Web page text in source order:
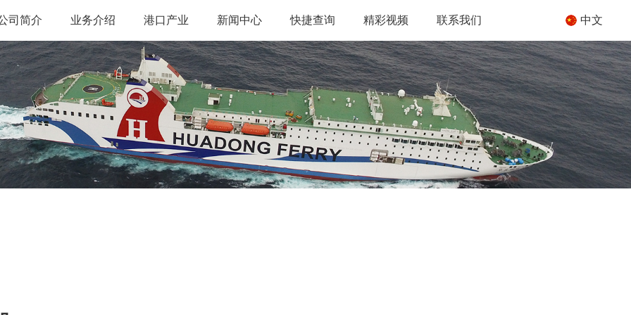
司简介 业务介绍 港口产业 新闻中心 快捷查询 精彩视频 联系我们 中文